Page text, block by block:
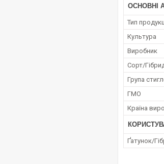
ОСНОВНІ
Тип
Культура
Виробник
Сорт/
Група
ГМО
Країна
Ґатунок/